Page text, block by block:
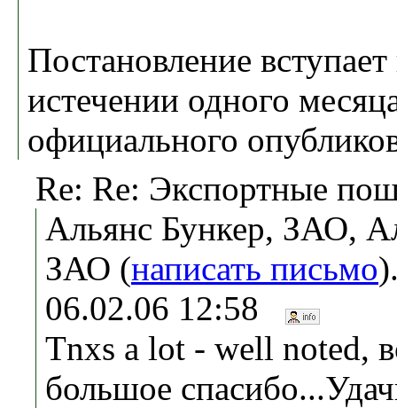
Постановление
истечении одного
официального
Re: Re: Экспортные
Альянс Бункер, ЗАО,
ЗАО (написать письмо
06.02.06 12:58
Tnxs a lot - well noted,
большое